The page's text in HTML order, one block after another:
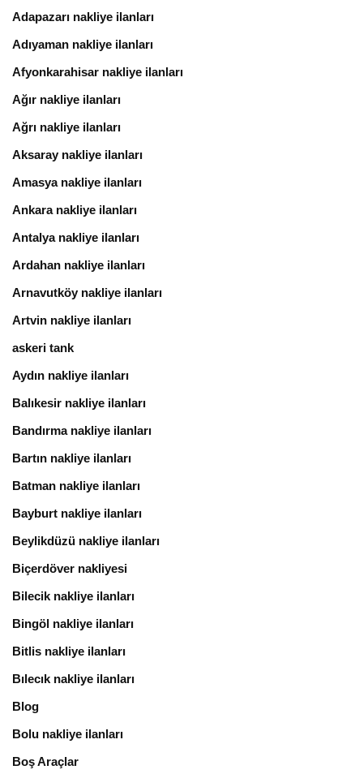
Adapazarı nakliye ilanları
Adıyaman nakliye ilanları
Afyonkarahisar nakliye ilanları
Ağır nakliye ilanları
Ağrı nakliye ilanları
Aksaray nakliye ilanları
Amasya nakliye ilanları
Ankara nakliye ilanları
Antalya nakliye ilanları
Ardahan nakliye ilanları
Arnavutköy nakliye ilanları
Artvin nakliye ilanları
askeri tank
Aydın nakliye ilanları
Balıkesir nakliye ilanları
Bandırma nakliye ilanları
Bartın nakliye ilanları
Batman nakliye ilanları
Bayburt nakliye ilanları
Beylikdüzü nakliye ilanları
Biçerdöver nakliyesi
Bilecik nakliye ilanları
Bingöl nakliye ilanları
Bitlis nakliye ilanları
Bılecık nakliye ilanları
Blog
Bolu nakliye ilanları
Boş Araçlar